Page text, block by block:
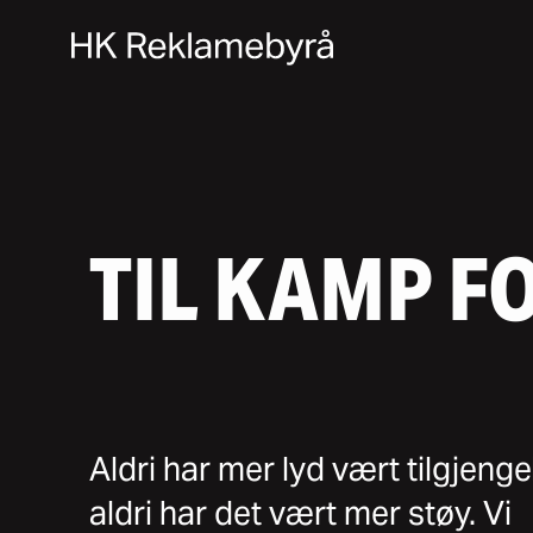
TILKAMP
Aldri har mer lyd vært
aldri har det vært mer støy. Vi